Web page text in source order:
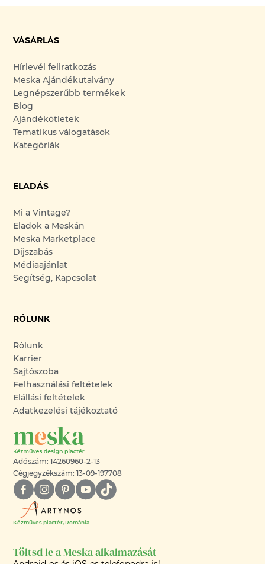
VÁSÁRLÁS
Hírlevél feliratkozás
Meska Ajándékutalvány
Legnépszerűbb termékek
Blog
Ajándékötletek
Tematikus válogatások
Kategóriák
ELADÁS
Mi a Vintage?
Eladok a Meskán
Meska Marketplace
Díjszabás
Médiaajánlat
Segítség, Kapcsolat
RÓLUNK
Rólunk
Karrier
Sajtószoba
Felhasználási feltételek
Elállási feltételek
Adatkezelési tájékoztató
Adószám: 14260960-2-13
Cégjegyzékszám: 13-09-197708
Kézműves piactér, Románia
Töltsd le a Meska alkalmazását